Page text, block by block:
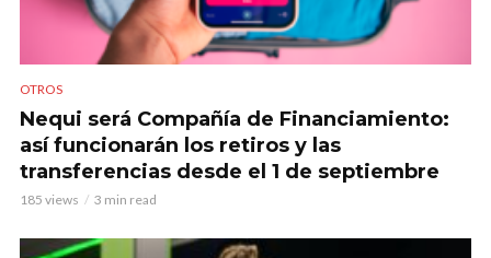
OTROS
Nequi será Compañía de Financiamiento:
así funcionarán los retiros y las
transferencias desde el 1 de septiembre
185 views 3 min read